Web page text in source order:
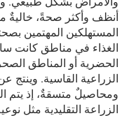
أنظف وأكثر صحةً، خاليةٌ من
المستهلكين المهتمين
الغذاء في مناطق كانت
الحضرية أو المناطق
الزراعية القاسية.
ومحاصيلٌ متسقةٌ، إذ يتم
الزراعة التقليدية مثل